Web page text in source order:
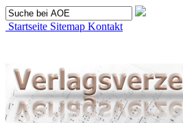
Startseite Sitemap Kontakt